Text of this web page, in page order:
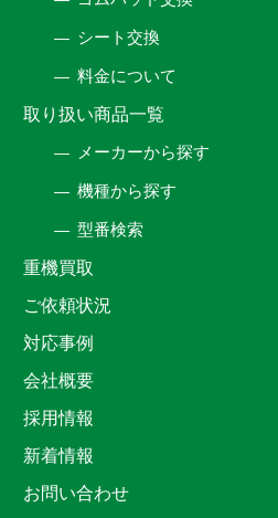
シート交換
料金について
取り扱い商品一覧
メーカーから探す
機種から探す
型番検索
重機買取
ご依頼状況
対応事例
会社概要
採用情報
新着情報
お問い合わせ